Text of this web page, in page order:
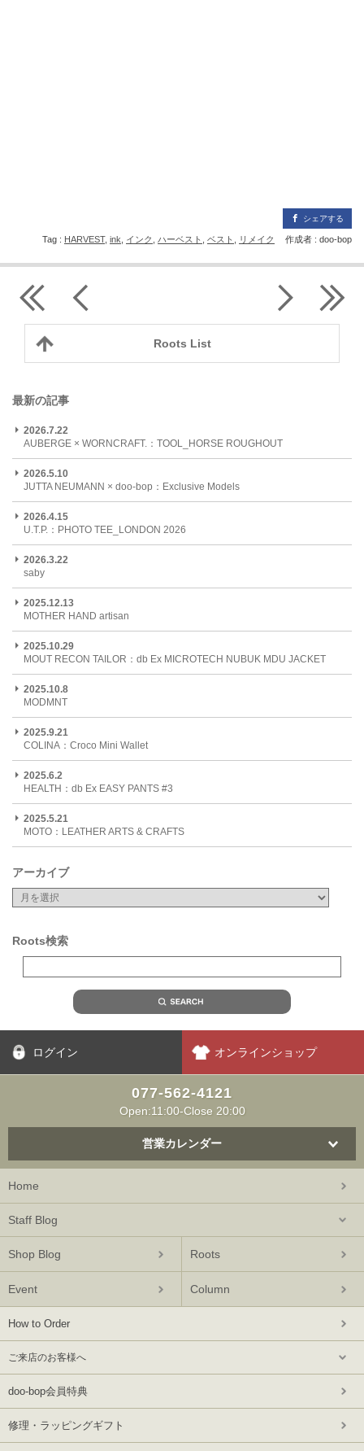
シェアする
Tag : HARVEST, ink インク ハーベスト ベスト リメイク 作成者 : doo-bop
Roots List
最新の記事
2026.7.22
AUBERGE × WORNCRAFT.：TOOL_HORSE ROUGHOUT
2026.5.10
JUTTA NEUMANN × doo-bop：Exclusive Models
2026.4.15
U.T.P.：PHOTO TEE_LONDON 2026
2026.3.22
saby
2025.12.13
MOTHER HAND artisan
2025.10.29
MOUT RECON TAILOR：db Ex MICROTECH NUBUK MDU JACKET
2025.10.8
MODMNT
2025.9.21
COLINA：Croco Mini Wallet
2025.6.2
HEALTH：db Ex EASY PANTS #3
2025.5.21
MOTO：LEATHER ARTS & CRAFTS
アーカイブ
Roots検索
ログイン オンラインショップ
077-562-4121
Open:11:00-Close 20:00
営業カレンダー
Home
Staff Blog
Shop Blog Roots
Event Column
How to Order
ご来店のお客様へ
doo-bop会員特典
修理・ラッピングギフト